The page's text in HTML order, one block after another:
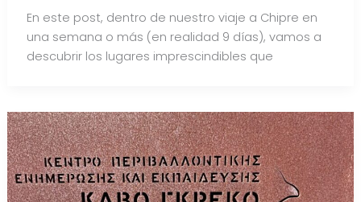
En este post, dentro de nuestro viaje a Chipre en
una semana o más (en realidad 9 días), vamos a
descubrir los lugares imprescindibles que